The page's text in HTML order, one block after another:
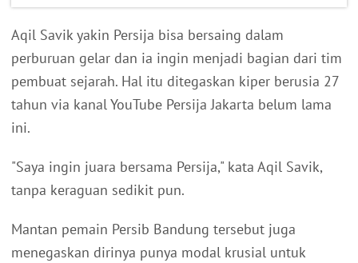
Aqil Savik yakin Persija bisa bersaing dalam
perburuan gelar dan ia ingin menjadi bagian dari tim
pembuat sejarah. Hal itu ditegaskan kiper berusia 27
tahun via kanal YouTube Persija Jakarta belum lama
ini.
"Saya ingin juara bersama Persija," kata Aqil Savik,
tanpa keraguan sedikit pun.
Mantan pemain Persib Bandung tersebut juga
menegaskan dirinya punya modal krusial untuk